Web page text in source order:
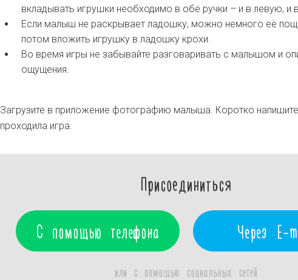
вкладывать игрушки необходимо в обе ручки – и в левую, и
Если малыш не раскрывает ладошку, можно немного её
потом вложить игрушку в ладошку крохи.
Во время игры не забывайте разговаривать с малышом и
ощущения.
Загрузите в приложение фотографию малыша. Коротко
проходила игра.
Присоединиться
С помощью телефона Через E-
или с помощью социальных сетей